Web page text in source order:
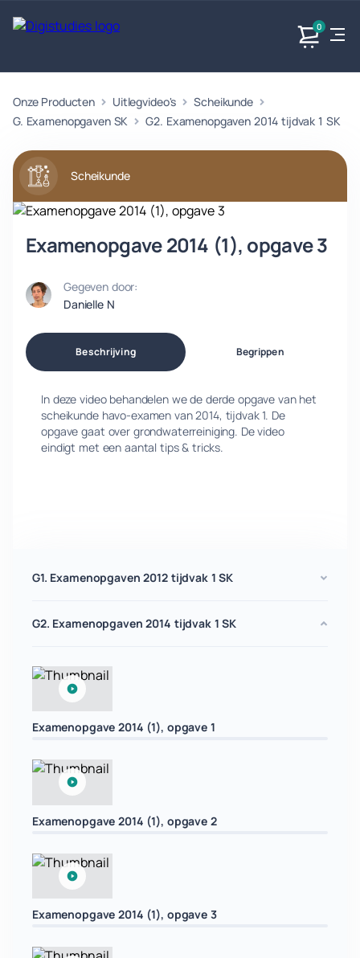
0
Exacte
vakken
Geen
vakken.
Taalvakken
Geen
vakken.
Maatschappijvakken
Geen vakken.
Onze Producten Uitlegvideo's
Scheikunde
G. Examenopgaven SK
G2. Examenopgaven 2014 tijdvak 1 SK
Scheikunde
Examenopgave 2014 (1), opgave 3
Gegeven door:
Danielle N
Beschrijving Begrippen
In deze video behandelen we de derde opgave van het
scheikunde havo-examen van 2014, tijdvak 1. De
opgave gaat over grondwaterreiniging. De video
eindigt met een aantal tips & tricks.
G1. Examenopgaven 2012 tijdvak 1 SK
G2. Examenopgaven 2014 tijdvak 1 SK
Examenopgave 2014 (1), opgave 1
Examenopgave 2014 (1), opgave 2
Examenopgave 2014 (1), opgave 3